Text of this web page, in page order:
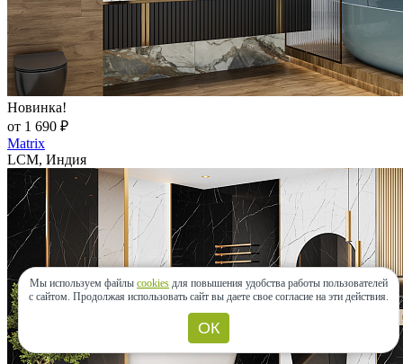
Новинка!
от 1 690 ₽
Matrix
LCM, Индия
Мы используем файлы cookies для повышения удобства работы пользователей
с сайтом. Продолжая использовать сайт вы даете свое согласие на эти действия.
ОК